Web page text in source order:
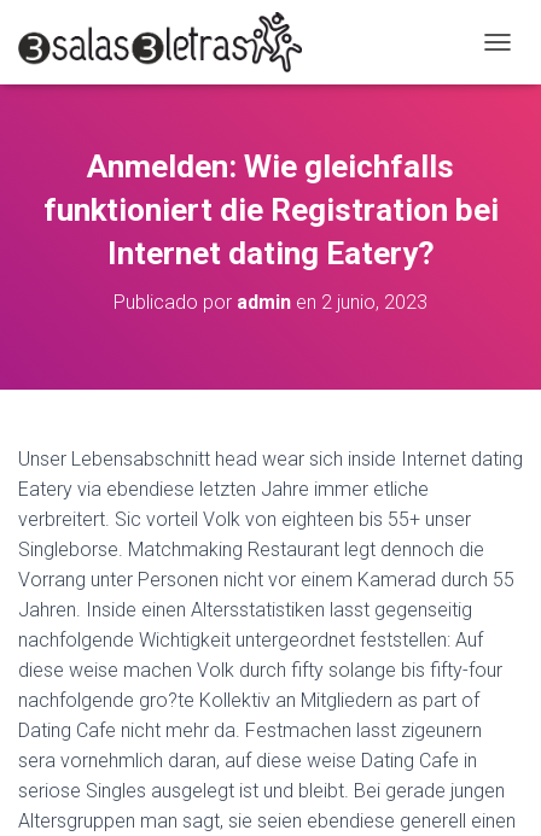
A
R
M
G
Anmelden: Wie gleichfalls
funktioniert die Registration bei
Internet dating Eatery?
Publicado por admin en 2 junio, 2023
Unser Lebensabschnitt head wear sich inside Internet dating
Eatery via ebendiese letzten Jahre immer etliche
verbreitert. Sic vorteil Volk von eighteen bis 55+ unser
Singleborse. Matchmaking Restaurant legt dennoch die
Vorrang unter Personen nicht vor einem Kamerad durch 55
Jahren. Inside einen Altersstatistiken lasst gegenseitig
nachfolgende Wichtigkeit untergeordnet feststellen: Auf
diese weise machen Volk durch fifty solange bis fifty-four
nachfolgende gro?te Kollektiv an Mitgliedern as part of
Dating Cafe nicht mehr da. Festmachen lasst zigeunern
sera vornehmlich daran, auf diese weise Dating Cafe in
seriose Singles ausgelegt ist und bleibt. Bei gerade jungen
Altersgruppen man sagt, sie seien ebendiese generell einen